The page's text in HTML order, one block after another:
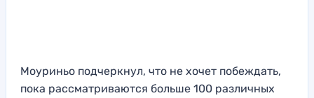
Моуриньо подчеркнул, что не хочет побеждать,
пока рассматриваются больше 100 различных